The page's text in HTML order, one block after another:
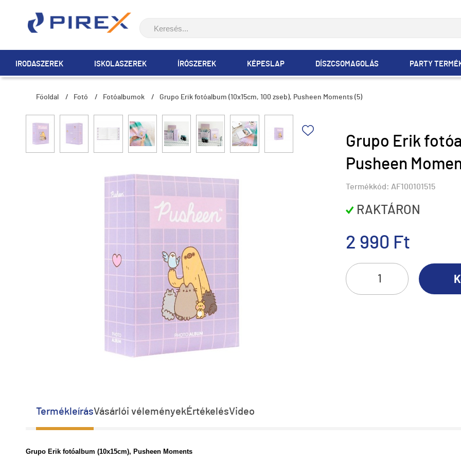
IRODASZEREK ISKOLASZEREK ÍRÓSZEREK KÉPESLAP DÍSZCSOMAGOLÁS PARTY
Főoldal / Fotó / Fotóalbumok / Grupo Erik fotóalbum (10x15cm, 100 zseb), Pusheen Moments (5)
Grupo Erik
Pusheen
Termékkód: AF100101515
RAKTÁRON
2 990 Ft
TermékleírásVásárlói véleményekÉrtékelésVideo
Grupo Erik fotóalbum (10x15cm), Pusheen Moments